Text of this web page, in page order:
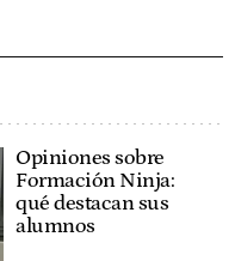
Opiniones sobre
Formación Ninja:
qué destacan sus
alumnos